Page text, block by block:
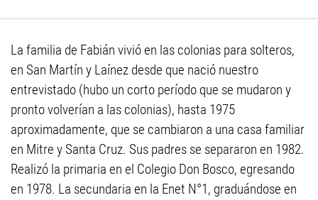
La familia de Fabián vivió en las colonias para solteros,
en San Martín y Laínez desde que nació nuestro
entrevistado (hubo un corto período que se mudaron y
pronto volverían a las colonias), hasta 1975
aproximadamente, que se cambiaron a una casa familiar
en Mitre y Santa Cruz. Sus padres se separaron en 1982.
Realizó la primaria en el Colegio Don Bosco, egresando
en 1978. La secundaria en la Enet N°1, graduándose en